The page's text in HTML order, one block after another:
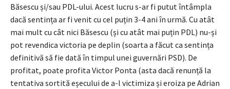
Băsescu și/sau PDL-ului. Acest lucru s-ar fi putut întâmpla
dacă sentința ar fi venit cu cel puțin 3-4 ani în urmă. Cu atât
mai mult cu cât nici Băsescu (și cu atât mai puțin PDL) nu-și
pot revendica victoria pe deplin (soarta a făcut ca sentința
definitivă să fie dată în timpul unei guvernări PSD). De
profitat, poate profita Victor Ponta (asta dacă renunță la
tentativa sortită eșecului de a-l victimiza și eroiza pe Adrian